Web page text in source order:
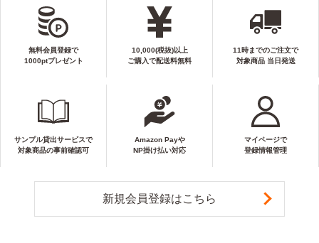
無料会員登録で
1000ptプレゼント
10,000(税抜)以上
ご購入で配送料無料
11時までのご注文で
対象商品 当日発送
サンプル貸出サービスで
対象商品の事前確認可
Amazon Payや
NP掛け払い対応
マイページで
登録情報管理
新規会員登録はこちら